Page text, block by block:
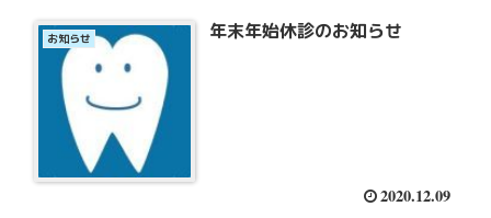
お知らせ 年末年始休診のお知らせ
2020.12.09